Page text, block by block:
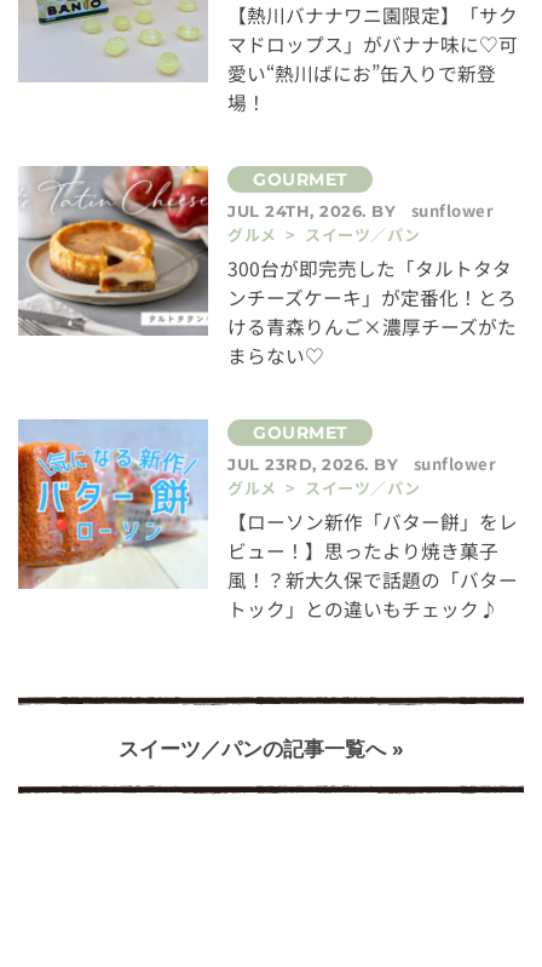
【熱川バナナワニ園限定】「サク
マドロップス」がバナナ味に♡可
愛い“熱川ばにお”缶入りで新登
場！
JUL 24TH, 2026. BY
sunflower
グルメ > スイーツ／パン
300台が即完売した「タルトタタ
ンチーズケーキ」が定番化！とろ
ける青森りんご×濃厚チーズがた
まらない♡
JUL 23RD, 2026. BY
sunflower
グルメ > スイーツ／パン
【ローソン新作「バター餅」をレ
ビュー！】思ったより焼き菓子
風！？新大久保で話題の「バター
トック」との違いもチェック♪
スイーツ／パンの記事一覧へ »